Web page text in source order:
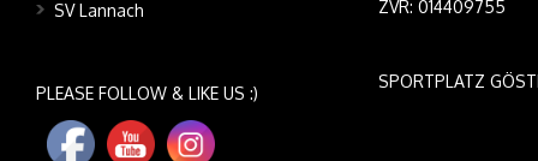
SV Lannach
PLEASE FOLLOW & LIKE US :)
ZVR: 014409755
SPORTPLATZ